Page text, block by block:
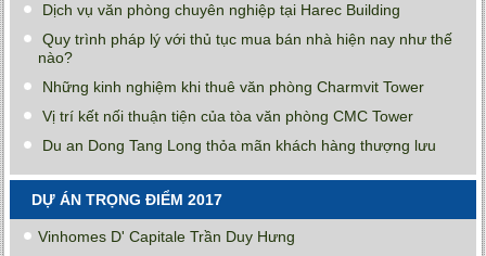
Dịch vụ văn phòng chuyên nghiệp tại Harec Building
Quy trình pháp lý với thủ tục mua bán nhà hiện nay như thế
nào?
Những kinh nghiệm khi thuê văn phòng Charmvit Tower
Vị trí kết nối thuận tiện của tòa văn phòng CMC Tower
Du an Dong Tang Long thỏa mãn khách hàng thượng lưu
DỰ ÁN TRỌNG ĐIỂM 2017
Vinhomes D' Capitale Trần Duy Hưng